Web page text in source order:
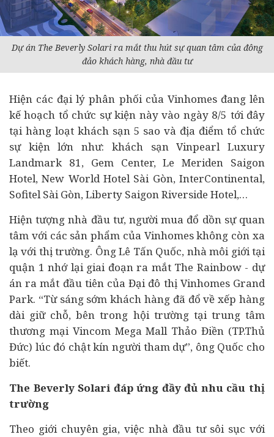
Dự án The Beverly Solari ra mắt thu hút sự quan tâm của đông
đảo khách hàng, nhà đầu tư
Hiện các đại lý phân phối của Vinhomes đang lên
kế hoạch tổ chức sự kiện này vào ngày 8/5 tới đây
tại hàng loạt khách sạn 5 sao và địa điểm tổ chức
sự kiện lớn như: khách sạn Vinpearl Luxury
Landmark 81, Gem Center, Le Meriden Saigon
Hotel, New World Hotel Sài Gòn, InterContinental,
Sofitel Sài Gòn, Liberty Saigon Riverside Hotel,…
Hiện tượng nhà đầu tư, người mua đổ dồn sự quan
tâm với các sản phẩm của Vinhomes không còn xa
lạ với thị trường. Ông Lê Tấn Quốc, nhà môi giới tại
quận 1 nhớ lại giai đoạn ra mắt The Rainbow - dự
án ra mắt đầu tiên của Đại đô thị Vinhomes Grand
Park. “Từ sáng sớm khách hàng đã đổ về xếp hàng
dài giữ chỗ, bên trong hội trường tại trung tâm
thương mại Vincom Mega Mall Thảo Điền (TP.Thủ
Đức) lúc đó chật kín người tham dự”, ông Quốc cho
biết.
The Beverly Solari đáp ứng đầy đủ nhu cầu thị
trường
Theo giới chuyên gia, việc nhà đầu tư sôi sục với